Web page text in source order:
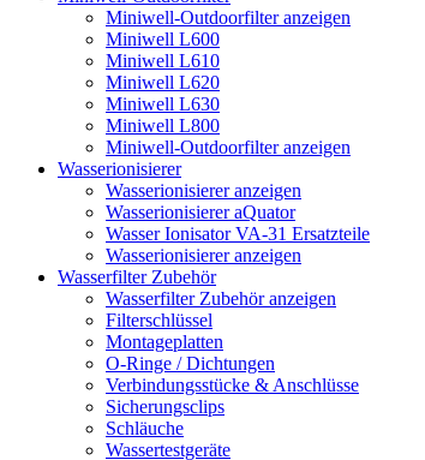
Miniwell-Outdoorfilter anzeigen
Miniwell L600
Miniwell L610
Miniwell L620
Miniwell L630
Miniwell L800
Miniwell-Outdoorfilter anzeigen
Wasserionisierer
Wasserionisierer anzeigen
Wasserionisierer aQuator
Wasser Ionisator VA-31 Ersatzteile
Wasserionisierer anzeigen
Wasserfilter Zubehör
Wasserfilter Zubehör anzeigen
Filterschlüssel
Montageplatten
O-Ringe / Dichtungen
Verbindungsstücke & Anschlüsse
Sicherungsclips
Schläuche
Wassertestgeräte